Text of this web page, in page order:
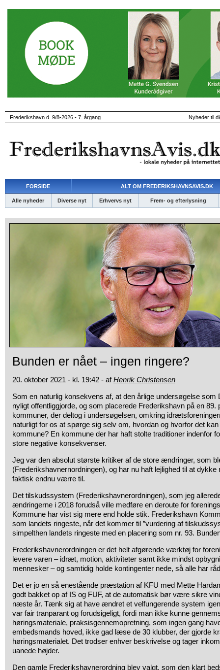
Frederikshavn d. 9/8-2026 - 7. årgang Nyheder til
FORSIDE ALT OM FREDERIKSHAVNSAVIS.DK
Alle nyheder Diverse nyt Erhvervs nyt Frem- og efterlysning
Bunden er nået – ingen ringere?
20. oktober 2021 - kl. 19:42 - afHenrik Christensen
Som en naturlig konsekvens af, at den årlige undersøgelse
nyligt offentliggjorde, og som placerede Frederikshavn på en 89.
kommuner, der deltog i undersøgelsen, omkring
naturligt for os at spørge sig selv om, hvordan og hvorfor det
kommune? En kommune der har haft stolte traditioner indenfor
store negative konsekvenser.
Jeg var den absolut største kritiker af de store ændringer, som
(Frederikshavnernordningen), og har nu haft lejlighed til at dykke
faktisk endnu værre til.
Det tilskudssystem (Frederikshavnerordningen), som jeg
ændringerne i 2018 forudså ville medføre en deroute for
Kommune har vist sig mere end holde stik. Frederikshavn
som landets ringeste, når det kommer til ”vurdering af
simpelthen landets ringeste med en placering som nr. 93.
Frederikshavnerordningen er det helt afgørende værktøj for
levere varen – idræt, motion, aktiviteter samt ikke mindst
mennesker – og samtidig holde kontingenter nede, så alle har
Det er jo en så enestående præstation af KFU med Mette
godt bakket op af IS og FUF, at de automatisk bør være sikre
næste år. Tænk sig at have ændret et velfungerende system
var fair tranparant og forudsigeligt, fordi man ikke kunne
høringsmateriale, praksisgennemopretning, som ingen gang
embedsmands hoved, ikke gad læse de 30 klubber, der gjorde
høringsmaterialet. Det trodser enhver beskrivelse og tager
uanede højder.
Den gamle Frederikshavnerordning blev valgt, som den klart